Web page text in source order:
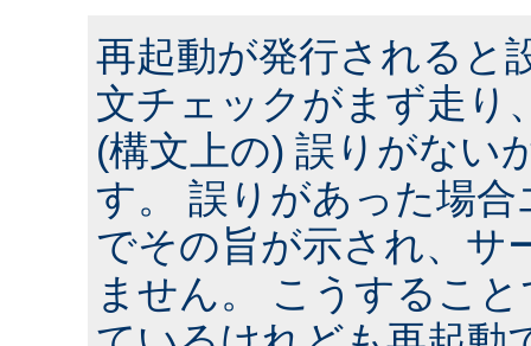
再起動が発行されると
文チェックがまず走り
(構文上の) 誤りがない
す。 誤りがあった場
でその旨が示され、サ
ません。 こうするこ